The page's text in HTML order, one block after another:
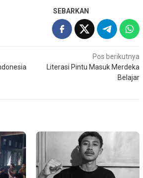
SEBARKAN
Pos berikutnya
Literasi Pintu Masuk Merdeka
Belajar